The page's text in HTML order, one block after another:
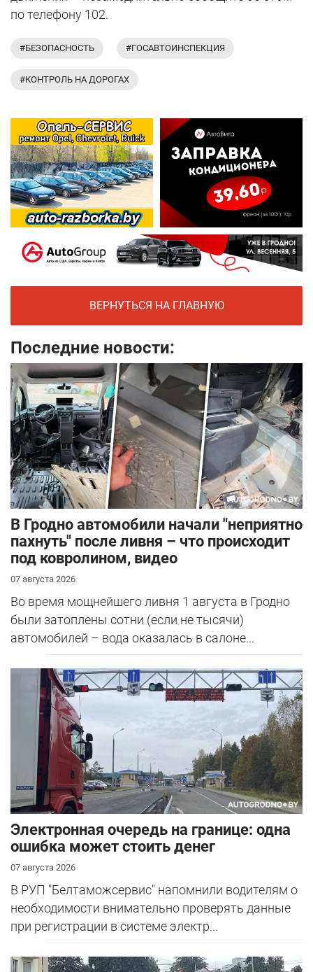
по телефону 102.
#БЕЗОПАСНОСТЬ #ГОСАВТОИНСПЕКЦИЯ
#КОНТРОЛЬ НА ДОРОГАХ
ВЕРНУТЬСЯ НА ГЛАВНУЮ
Последние новости:
В Гродно автомобили начали "неприятно
пахнуть" после ливня – что происходит
под ковролином, видео
07 августа 2026
Во время мощнейшего ливня 1 августа в Гродно
были затоплены сотни (если не тысячи)
автомобилей – вода оказалась в салоне...
Электронная очередь на границе: одна
ошибка может стоить денег
07 августа 2026
В РУП "Белтаможсервис" напомнили водителям о
необходимости внимательно проверять данные
при регистрации в системе электр...